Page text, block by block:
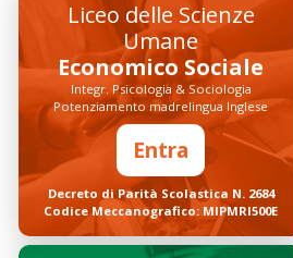
Liceo delle Scienze
Umane
Economico Sociale
Integr. Psicologia & Sociologia
Potenziamento madrelingua Inglese
Entra
Decreto di Parità Scolastica N. 2684
Codice Meccanografico: MIPMRI500E